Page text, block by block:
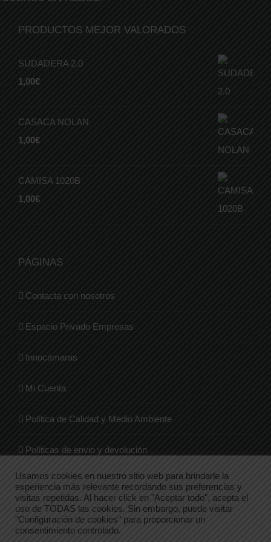
PRODUCTOS MEJOR VALORADOS
SUDADERA 2.0
1,00€
CASACA NOLAN
1,00€
CAMISA 1020B
1,00€
PÁGINAS
Contacta con nosotros
Espacio Privado Empresas
Innocámaras
Mi Cuenta
Política de Calidad y Medio Ambiente
Políticas de envio y devolución
Quienes Somos
Tienda
Usamos cookies en nuestro sitio web para brindarle la
experiencia más relevante recordando sus preferencias y
visitas repetidas. Al hacer click en "Aceptar todo", acepta el
uso de TODAS las cookies. Sin embargo, puede visitar
"Configuración de cookies" para proporcionar un
consentimiento controlado.